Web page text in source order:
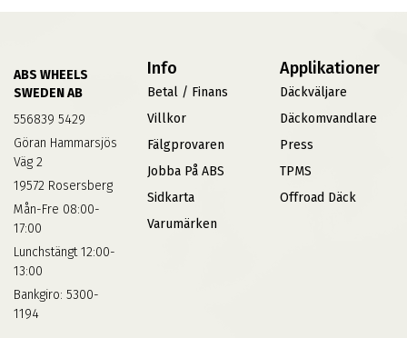
ABS WHEELS
SWEDEN AB
556839 5429
Göran Hammarsjös
Väg 2
19572 Rosersberg
Mån-Fre 08:00-
17:00
Lunchstängt 12:00-
13:00
Bankgiro: 5300-
1194
Info
Betal / Finans
Villkor
Fälgprovaren
Jobba På ABS
Sidkarta
Varumärken
Applikationer
Däckväljare
Däckomvandlare
Press
TPMS
Offroad Däck